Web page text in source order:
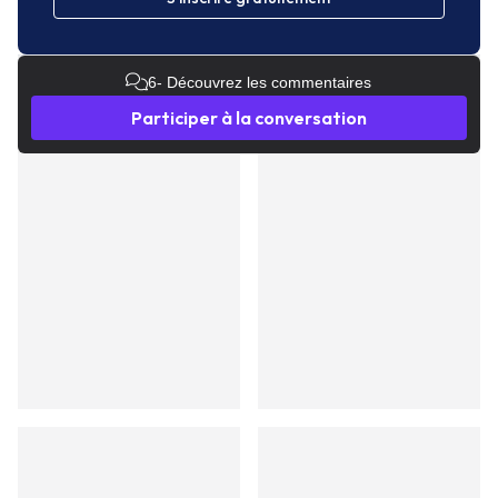
6- Découvrez les commentaires
Participer à la conversation